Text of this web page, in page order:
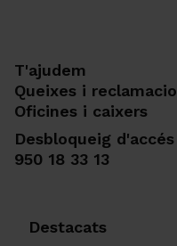
T'ajudem
Queixes i
Oficines i caixers
Desbloqueig
950 18 33 13
Destacats